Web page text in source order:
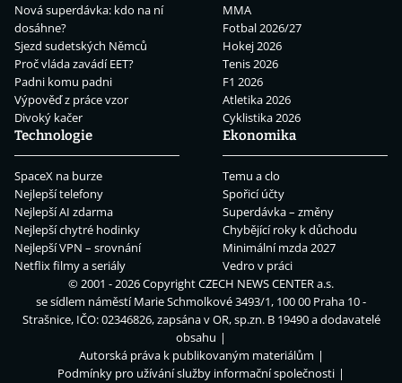
Nová superdávka: kdo na ní
dosáhne?
Sjezd sudetských Němců
Proč vláda zavádí EET?
Padni komu padni
Výpověď z práce vzor
Divoký kačer
MMA
Fotbal 2026/27
Hokej 2026
Tenis 2026
F1 2026
Atletika 2026
Cyklistika 2026
Technologie
SpaceX na burze
Nejlepší telefony
Nejlepší AI zdarma
Nejlepší chytré hodinky
Nejlepší VPN – srovnání
Netflix filmy a seriály
Ekonomika
Temu a clo
Spořicí účty
Superdávka – změny
Chybějící roky k důchodu
Minimální mzda 2027
Vedro v práci
© 2001 - 2026 CopyrightCZECH NEWS CENTER a.s.
se sídlem náměstí Marie Schmolkové 3493/1, 100 00 Praha 10 -
Strašnice, IČO: 02346826, zapsána v OR, sp.zn. B 19490 a dodavatelé
obsahu
Autorská práva k publikovaným materiálům
Podmínky pro užívání služby informační společnosti